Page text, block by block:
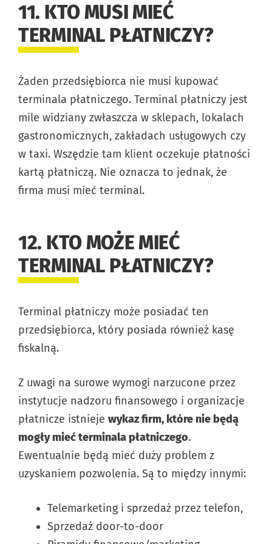
11. KTO MUSI MIEĆ
TERMINAL PŁATNICZY?
Żaden przedsiębiorca nie musi kupować
terminala płatniczego. Terminal płatniczy jest
mile widziany zwłaszcza w sklepach, lokalach
gastronomicznych, zakładach usługowych czy
w taxi. Wszędzie tam klient oczekuje płatności
kartą płatniczą. Nie oznacza to jednak, że
firma musi mieć terminal.
12. KTO MOŻE MIEĆ
TERMINAL PŁATNICZY?
Terminal płatniczy może posiadać ten
przedsiębiorca, który posiada również kasę
fiskalną.
Z uwagi na surowe wymogi narzucone przez
instytucje nadzoru finansowego i organizacje
płatnicze istnieje wykaz firm, które nie będą
mogły mieć terminala płatniczego.
Ewentualnie będą mieć duży problem z
uzyskaniem pozwolenia. Są to między innymi:
Telemarketing i sprzedaż przez telefon,
Sprzedaż door-to-door